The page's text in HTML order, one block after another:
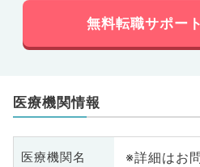
無料転職サポー
医療機関情報
医療機関名 ※詳細はお